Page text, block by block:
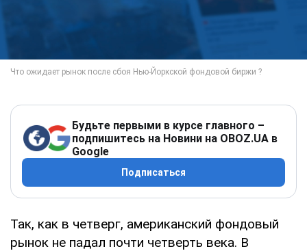
Будьте первыми в курсе главного –
подпишитесь на Новини на OBOZ.UA в
Google
Подписаться
Так, как в четверг, американский фондовый
рынок не падал почти четверть века. В